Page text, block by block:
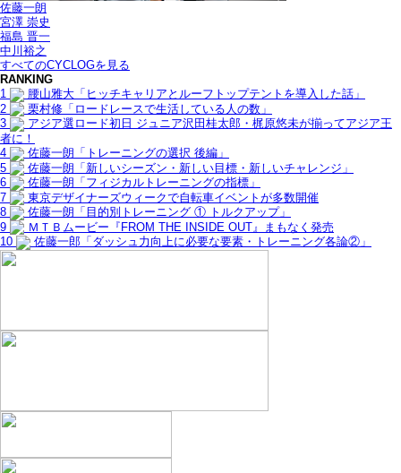
佐藤一朗
宮澤 崇史
福島 晋一
中川裕之
すべてのCYCLOGを見る
RANKING
1
腰山雅大「ヒッチキャリアとルーフトップテントを導入した話」
2
栗村修「ロードレースで生活している人の数」
3
アジア選ロード初日 ジュニア沢田桂太郎・梶原悠未が揃ってアジア王
者に！
4
佐藤一朗「トレーニングの選択 後編」
5
佐藤一朗「新しいシーズン・新しい目標・新しいチャレンジ」
6
佐藤一朗「フィジカルトレーニングの指標」
7
東京デザイナーズウィークで自転車イベントが多数開催
8
佐藤一朗「目的別トレーニング ① トルクアップ」
9
ＭＴＢムービー『FROM THE INSIDE OUT』まもなく発売
10
佐藤一郎「ダッシュ力向上に必要な要素・トレーニング各論②」